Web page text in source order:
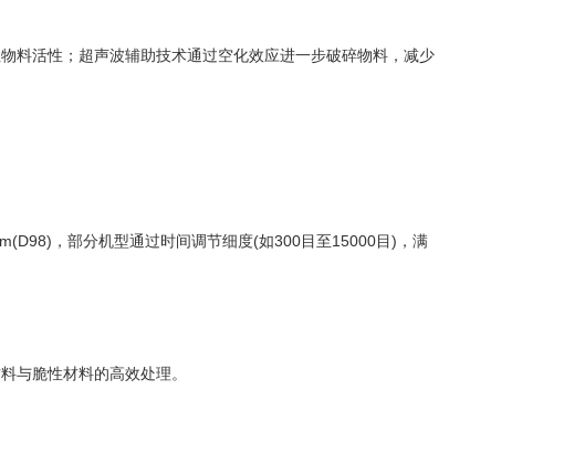
活性；超声波辅助技术通过空化效应进一步破碎物料，减少
，部分机型通过时间调节细度(如300目至15000目)，满
脆性材料的高效处理。